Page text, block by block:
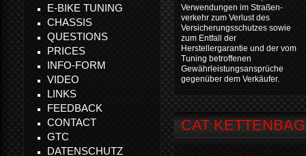
Verwendungen im Straßen-
verkehr zum Verlust des
Versicherungsschutzes sowie
zum Entfall der
Herstellergarantie und der vom
Tuning betroffenen
Gewährleistungsansprüche
gegenüber dem Verkäufer.
CAT
E-BIKE TUNING
CHASSIS
QUESTIONS
PRICES
INFO-FORM
VIDEO
LINKS
FEEDBACK
CONTACT
GTC
DATENSCHUTZ